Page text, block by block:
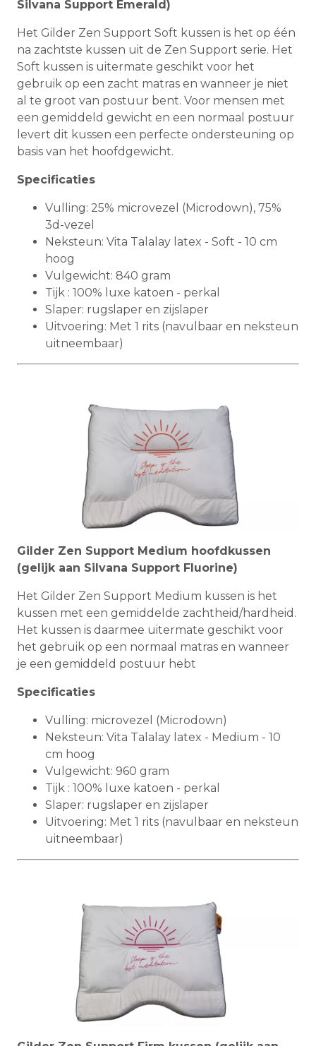
Silvana Support Emerald)
Het Gilder Zen Support Soft kussen is het op één
na zachtste kussen uit de Zen Support serie. Het
Soft kussen is uitermate geschikt voor het
gebruik op een zacht matras en wanneer je niet
al te groot van postuur bent. Voor mensen met
een gemiddeld gewicht en een normaal postuur
levert dit kussen een perfecte ondersteuning op
basis van het hoofdgewicht.
Specificaties
Vulling: 25% microvezel (Microdown), 75%
3d-vezel
Neksteun: Vita Talalay latex - Soft - 10 cm
hoog
Vulgewicht: 840 gram
Tijk : 100% luxe katoen - perkal
Slaper: rugslaper en zijslaper
Uitvoering: Met 1 rits (navulbaar en neksteun
uitneembaar)
Gilder Zen Support Medium hoofdkussen
(gelijk aan Silvana Support Fluorine)
Het Gilder Zen Support Medium kussen is het
kussen met een gemiddelde zachtheid/hardheid.
Het kussen is daarmee uitermate geschikt voor
het gebruik op een normaal matras en wanneer
je een gemiddeld postuur hebt
Specificaties
Vulling: microvezel (Microdown)
Neksteun: Vita Talalay latex - Medium - 10
cm hoog
Vulgewicht: 960 gram
Tijk : 100% luxe katoen - perkal
Slaper: rugslaper en zijslaper
Uitvoering: Met 1 rits (navulbaar en neksteun
uitneembaar)